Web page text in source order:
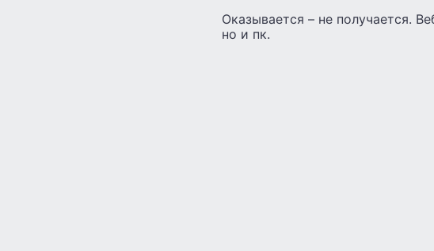
Оказывается – не получается.
но и пк.